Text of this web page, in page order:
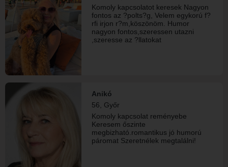
sincs .
Komoly kapcsolatot keresek Nagyon
fontos az ?polts?g, Velem egykorú f?
rfi irjon r?m,köszönöm. Humor
nagyon fontos,szeressen utazni
,szeresse az ?llatokat
Anikó
56, Győr
Komoly kapcsolat reményebe
Keresem őszinte
megbizható.romantikus jó humorú
páromat Szeretnélek megtalálni!